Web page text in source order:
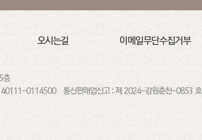
오시는길 이메일무단수집거부
층
0114500통신판매업신고 : 제 2024-강원춘천-0853 호